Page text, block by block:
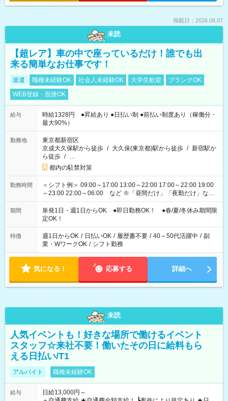
掲載日：2026.08.07
未読
【超レア】車の中で座っているだけ！誰でも出
来る簡単なお仕事です！
派遣 職種未経験OK 社会人未経験OK 大学生歓迎
ブランクOK
WEB登録・面接OK
給与
時給1328円 ●昇給あり ●日払い制 ●前払い制度あり（稼働分・
最大90%）
勤務地
東京都新宿区
京成大久保駅から徒歩 / 大久保(東京都)駅から徒歩 / 新宿駅か
ら徒歩 / …
都内の駐禁対策
勤務時間
＜シフト例＞ 09:00～17:00 13:00～22:00 17:00～22:00 19:00
～23:00 22:00～06:00 など ※「昼間だけ」「夜勤だけ」など
の希望OK
期間
単発1日・週1日からOK ●即日勤務OK！ ●春/夏/冬休み期間限
定OK！
特徴 週1日からOK / 日払いOK / 履歴書不要 / 40～50代活躍中 / 副
業・WワークOK / シフト勤務
気になる！ 応募する 詳細へ
未読
人気イベントも！好きな場所で働けるイベント
スタッフ☆来社不要！働いたその日に給料もら
える日払い/T1
アルバイト 職種未経験OK
給与
日給13,000円～